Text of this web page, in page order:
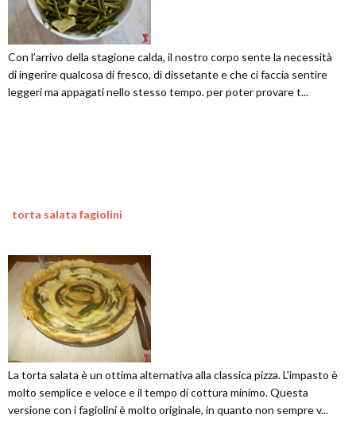
Con l’arrivo della stagione calda, il nostro corpo sente la necessità
di ingerire qualcosa di fresco, di dissetante e che ci faccia sentire
leggeri ma appagati nello stesso tempo. per poter provare t...
torta salata fagiolini
La torta salata è un ottima alternativa alla classica pizza. L'impasto è
molto semplice e veloce e il tempo di cottura minimo. Questa
versione con i fagiolini è molto originale, in quanto non sempre v...